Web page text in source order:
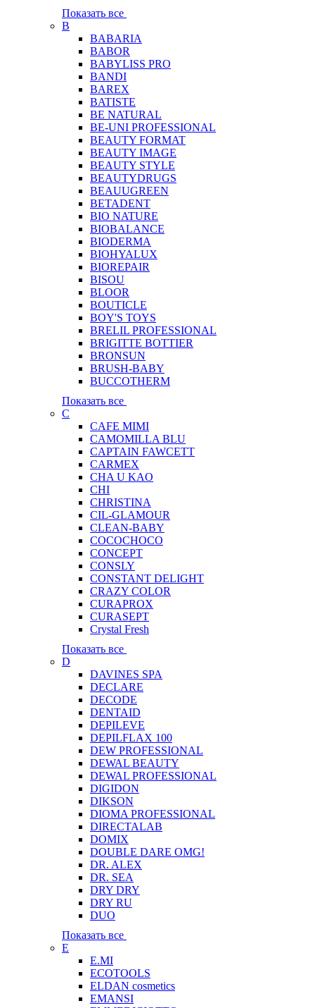
Показать все
B
BABARIA
BABOR
BABYLISS PRO
BANDI
BAREX
BATISTE
BE NATURAL
BE-UNI PROFESSIONAL
BEAUTY FORMAT
BEAUTY IMAGE
BEAUTY STYLE
BEAUTYDRUGS
BEAUUGREEN
BETADENT
BIO NATURE
BIOBALANCE
BIODERMA
BIOHYALUX
BIOREPAIR
BISOU
BLOOR
BOUTICLE
BOY'S TOYS
BRELIL PROFESSIONAL
BRIGITTE BOTTIER
BRONSUN
BRUSH-BABY
BUCCOTHERM
Показать все
C
CAFE MIMI
CAMOMILLA BLU
CAPTAIN FAWCETT
CARMEX
CHA U KAO
CHI
CHRISTINA
CIL-GLAMOUR
CLEAN-BABY
COCOCHOCO
CONCEPT
CONSLY
CONSTANT DELIGHT
CRAZY COLOR
CURAPROX
CURASEPT
Crystal Fresh
Показать все
D
DAVINES SPA
DECLARE
DECODE
DENTAID
DEPILEVE
DEPILFLAX 100
DEW PROFESSIONAL
DEWAL BEAUTY
DEWAL PROFESSIONAL
DIGIDON
DIKSON
DIOMA PROFESSIONAL
DIRECTALAB
DOMIX
DOUBLE DARE OMG!
DR. ALEX
DR. SEA
DRY DRY
DRY RU
DUO
Показать все
E
E.MI
ECOTOOLS
ELDAN cosmetics
EMANSI